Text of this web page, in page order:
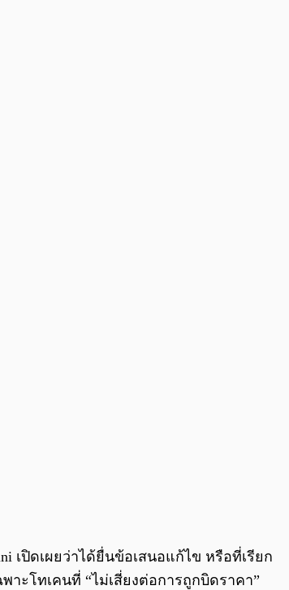
เปิดเผยว่าได้ยื่นข้อเสนอแก้ไข หรือที่เรียก
ะโทเคนที่ “ไม่เสี่ยงต่อการถูกบิดราคา”